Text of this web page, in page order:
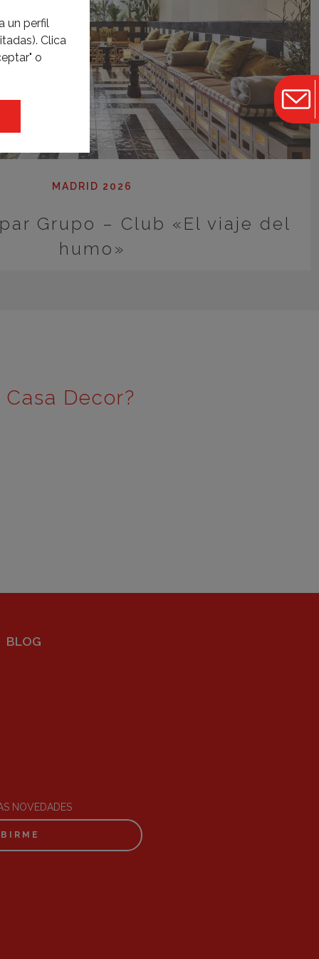
MADRID 2026
Grupo – Club «El viaje del
humo»
Decor?
un perfil
Clica
o
BLOG
NOVEDADES